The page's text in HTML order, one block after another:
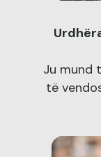
Ju mund
të